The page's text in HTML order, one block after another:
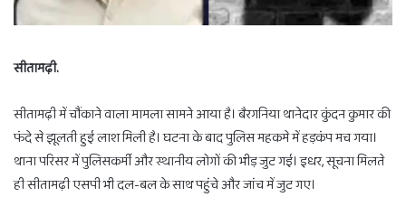
सीतामढ़ी.
सीतामढ़ी में चौंकाने वाला मामला सामने आया है। बैरगनिया थानेदार कुंदन कुमार की
फंदे से झूलती हुई लाश मिली है। घटना के बाद पुलिस महकमे में हड़कंप मच गया।
थाना परिसर में पुलिसकर्मी और स्थानीय लोगों की भीड़ जुट गई। इधर, सूचना मिलते
ही सीतामढ़ी एसपी भी दल-बल के साथ पहुंचे और जांच में जुट गए।